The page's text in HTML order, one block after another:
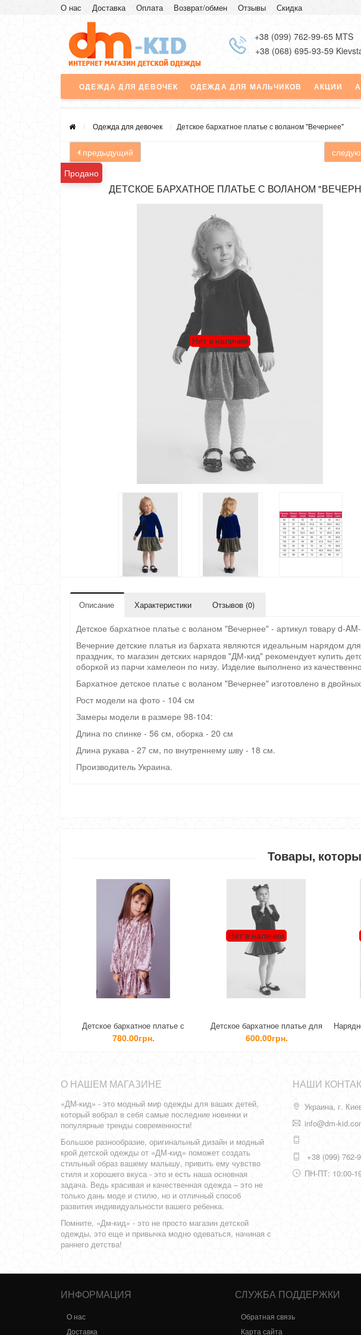
О нас Доставка Оплата Возврат/обмен Отзывы Скидка
+38 (099) 762-99-65 MTS
+38 (068) 695-93-59
ОДЕЖДА ДЛЯ ДЕВОЧЕК ОДЕЖДА ДЛЯ МАЛЬЧИКОВ АКЦИИ
Одежда для девочек Детское бархатное платье с воланом "Вечернее"
предыдущий
Продано
ДЕТСКОЕ БАРХАТНОЕ ПЛАТЬЕ С ВОЛАНОМ
Нет в наличии
Описание Характеристики Отзывов (0)
Детское бархатное платье с воланом "Вечернее" - артикул товару d-
Вечерние детские платья из бархата являются идеальным нарядом
праздник, то магазин детских нарядов "ДМ-кид" рекомендует купить
оборкой из парчи хамелеон по низу. Изделие выполнено из
Бархатное детское платье с воланом "Вечернее" изготовлено в
Рост модели на фото - 104 см
Замеры модели в размере 98-104:
Длина по спинке - 56 см, оборка - 20 см
Длина рукава - 27 см, по внутреннему шву - 18 см.
Производитель Украина.
Товары,
Детское бархатное платье с
длинным рукавом для девочки
780.00грн.
Нет в наличии
Детское бархатное платье для
девочки для вечера
600.00грн.
О НАШЕМ МАГАЗИНЕ
«ДМ-кид» - это модный мир одежды для ваших детей,
который вобрал в себя самые последние новинки и
популярные тренды современности!
Большое разнообразие, оригинальный дизайн и модный
крой детской одежды от «ДМ-кид» поможет создать
стильный образ вашему малышу, привить ему чувство
стиля и хорошего вкуса - это и есть наша основная
задача. Ведь красивая и качественная одежда – это не
только дань моде и стилю, но и отличный способ
развития индивидуальности вашего ребенка.
Помните, «Дм-кид» - это не просто магазин детской
одежды, это еще и привычка модно одеваться, начиная с
раннего детства!
НАШИ
Украина, г.
info@dm-
+38 (099) 762-
ПН-ПТ: 10:00-
ИНФОРМАЦИЯ
О нас
Доставка
СЛУЖБА ПОДДЕРЖКИ
Обратная связь
Карта сайта